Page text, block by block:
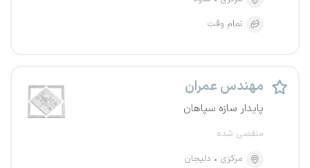
تمام وقت
مهندس عمران
پایدار سازه سپاهان
منقضی شده
مرکزی
دلیجان